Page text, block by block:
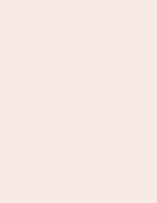
により、ウイルスのカット
ルスや菌などが付着してい
く衛生的に使用できる不織
機能的で誰でも安全に利用
用サージカルマスクも